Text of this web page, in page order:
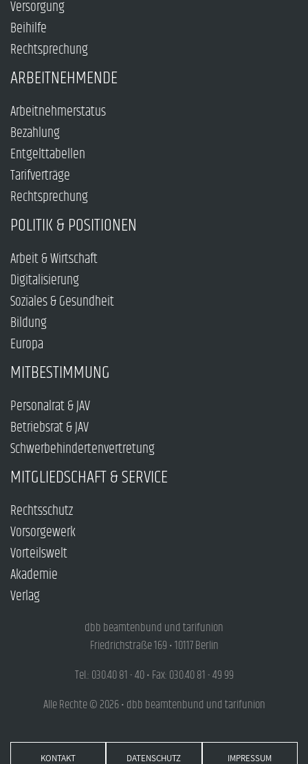
Versorgung
Beihilfe
Rechtsprechung
ARBEITNEHMENDE
Arbeitnehmerstatus
Bezahlung
Entgelttabellen
Tarifverträge
Rechtsprechung
POLITIK & POSITIONEN
Arbeit & Wirtschaft
Digitalisierung
Soziales & Gesundheit
Bildung
Europa
MITBESTIMMUNG
Personalrat & JAV
Betriebsrat & JAV
Schwerbehindertenvertretung
MITGLIEDSCHAFT & SERVICE
Rechtsschutz
Vorsorgewerk
Vorteilswelt
Akademie
Verlag
dbb beamtenbund und tarifunion
Friedrichstraße 169 • 10117 Berlin
Tel.: 030.40 81 - 40 • Fax: 030.40 81 - 49 99
Alle Rechte © 2026 • dbb beamtenbund und tarifunion
KONTAKT DATENSCHUTZ IMPRESSUM